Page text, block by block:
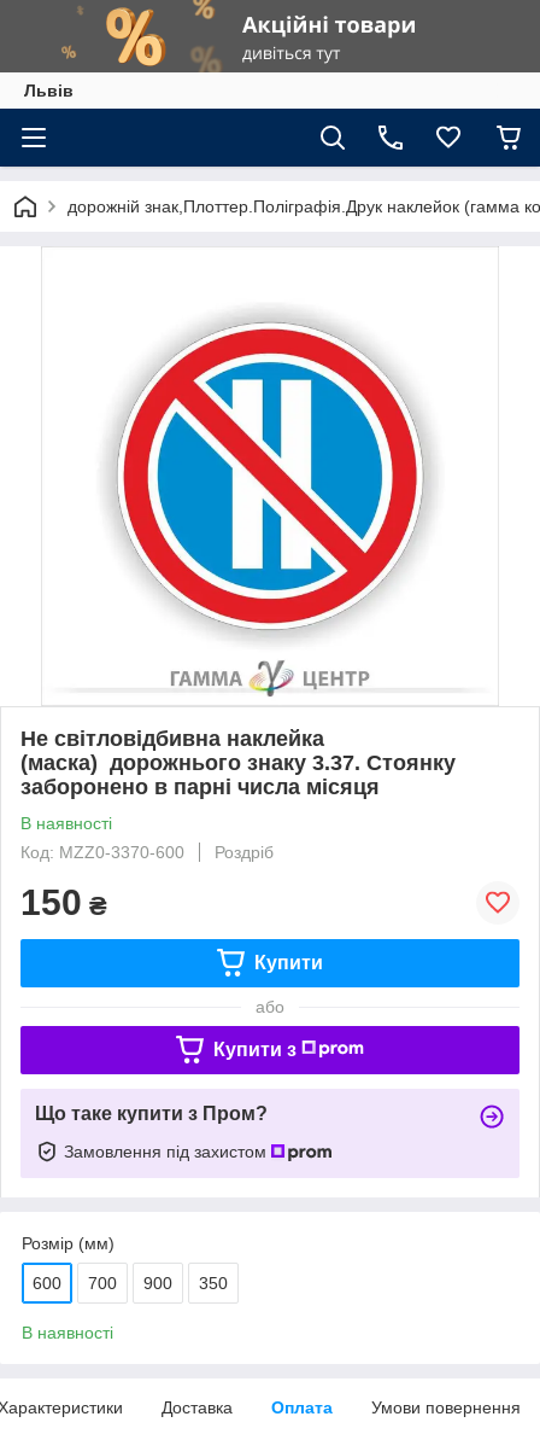
Львів
дорожній знак,Плоттер.Поліграфія.Друк наклейок (гамма
Не світловідбивна наклейка
(маска) дорожнього знаку 3.37. Стоянку
заборонено в парні числа місяця
В наявності
Код: MZZ0-3370-600
Роздріб
150 ₴
Купити
або
Купити з
Що таке купити з Пром?
Замовлення під захистом
Розмір (мм)
600 700 900 350
В наявності
Доставка Оплата Умови повернення